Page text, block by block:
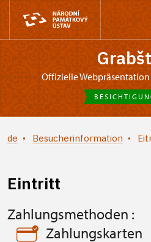
offizielle
de Besucherinformation
Eintritt
Zahlungsmethoden :
Zahlungskarten